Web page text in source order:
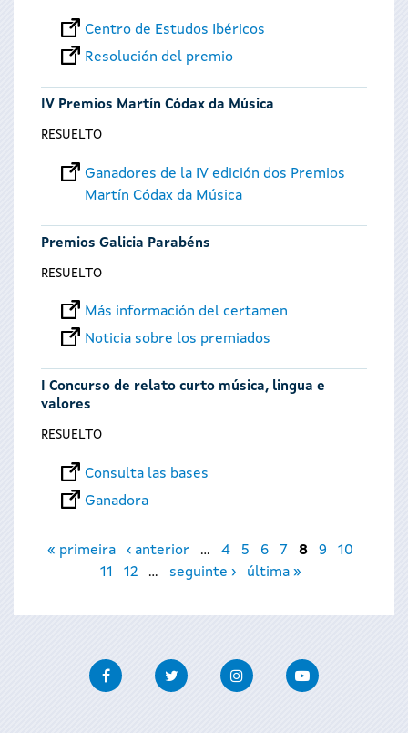
Centro de Estudos Ibéricos
Resolución del premio
IV Premios Martín Códax da Música
RESUELTO
Ganadores de la IV edición dos Premios
Martín Códax da Música
Premios Galicia Parabéns
RESUELTO
Más información del certamen
Noticia sobre los premiados
I Concurso de relato curto música, lingua e
valores
RESUELTO
Consulta las bases
Ganadora
Páginas
« primeira ‹ anterior … 4 5 6 7 8 9
10
11
12 … seguinte › última »
FacebookTwitter InstagramYoutube